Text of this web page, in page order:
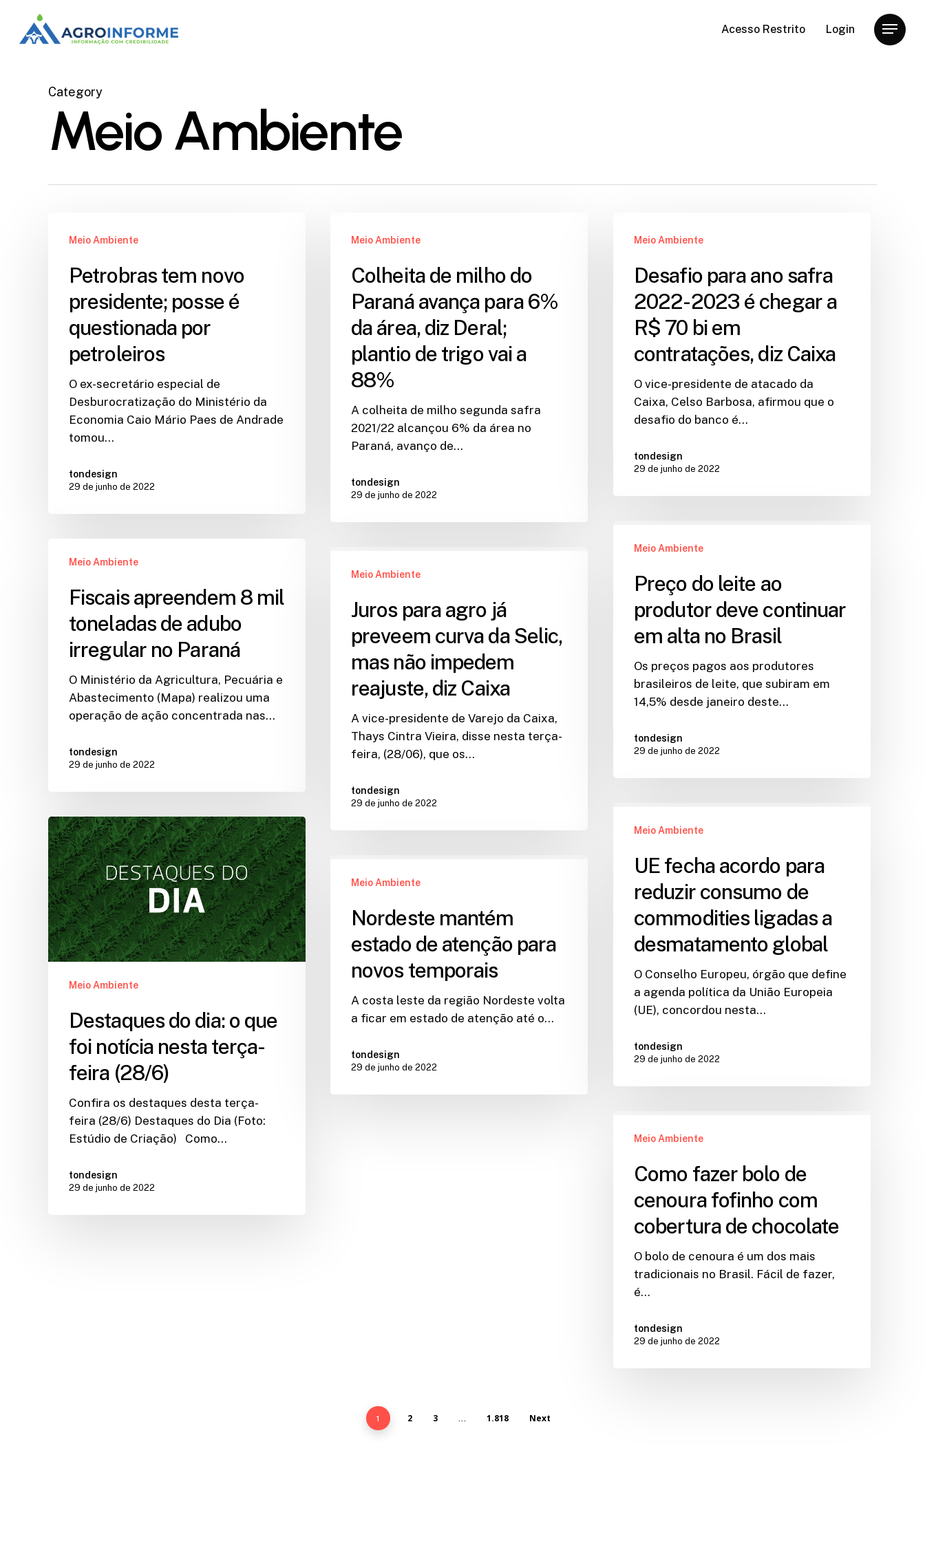
main
Acesso Restrito Login Menu
Category
Meio Ambiente
Meio Ambiente
Petrobras tem novo
presidente; posse é
questionada por
petroleiros
O ex-secretário especial de
Desburocratização do Ministério da
Economia Caio Mário Paes de Andrade
tomou…
tondesign
29 de junho de 2022
Meio Ambiente
Colheita de milho do
Paraná avança para 6%
da área, diz Deral;
plantio de trigo vai a
88%
A colheita de milho segunda safra
2021/22 alcançou 6% da área no
Paraná, avanço de…
tondesign
29 de junho de 2022
Meio Ambiente
Desafio para ano safra
2022-2023 é chegar a
R$ 70 bi em
contratações, diz Caixa
O vice-presidente de atacado da
Caixa, Celso Barbosa, afirmou que o
desafio do banco é…
tondesign
29 de junho de 2022
Meio Ambiente
Preço do leite ao
produtor deve continuar
em alta no Brasil
Os preços pagos aos produtores
brasileiros de leite, que subiram em
14,5% desde janeiro deste…
tondesign
29 de junho de 2022
Meio Ambiente
Fiscais apreendem 8 mil
toneladas de adubo
irregular no Paraná
O Ministério da Agricultura, Pecuária e
Abastecimento (Mapa) realizou uma
operação de ação concentrada nas…
tondesign
29 de junho de 2022
Meio Ambiente
Juros para agro já
preveem curva da Selic,
mas não impedem
reajuste, diz Caixa
A vice-presidente de Varejo da Caixa,
Thays Cintra Vieira, disse nesta terça-
feira, (28/06), que os…
tondesign
29 de junho de 2022
Meio Ambiente
UE fecha acordo para
reduzir consumo de
commodities ligadas a
desmatamento global
O Conselho Europeu, órgão que define
a agenda política da União Europeia
(UE), concordou nesta…
tondesign
29 de junho de 2022
Meio Ambiente
Destaques do dia: o que
foi notícia nesta terça-
feira (28/6)
Confira os destaques desta terça-
feira (28/6) Destaques do Dia (Foto:
Estúdio de Criação) Como…
tondesign
29 de junho de 2022
Meio Ambiente
Nordeste mantém
estado de atenção para
novos temporais
A costa leste da região Nordeste volta
a ficar em estado de atenção até o…
tondesign
29 de junho de 2022
Meio Ambiente
Como fazer bolo de
cenoura fofinho com
cobertura de chocolate
O bolo de cenoura é um dos mais
tradicionais no Brasil. Fácil de fazer,
é…
tondesign
29 de junho de 2022
1 2 3 … 1.818 Next